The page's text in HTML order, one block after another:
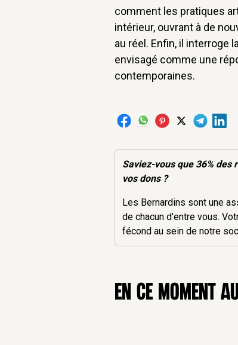
comment les pratiques
intérieur, ouvrant à de
au réel. Enfin, il interroge
envisagé comme une
contemporaines.
Saviez-vous que 36% des
vos dons ?
Les Bernardins sont une
de chacun d'entre vous.
fécond au sein de notre
en ce moment